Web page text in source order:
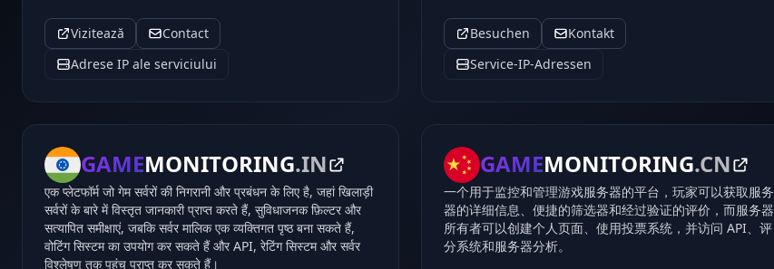
Vizitează
Contact
Adrese IP ale serviciului
Besuchen
Kontakt
Service-IP-Adressen
GAMEMONITORING.IN
एक प्लेटफॉर्म जो गेम सर्वरों की निगरानी और प्रबंधन के लिए है, जहां खिलाड़ी
सर्वरों के बारे में विस्तृत जानकारी प्राप्त करते हैं, सुविधाजनक फ़िल्टर और
सत्यापित समीक्षाएं, जबकि सर्वर मालिक एक व्यक्तिगत पृष्ठ बना सकते हैं,
वोटिंग सिस्टम का उपयोग कर सकते हैं और API, रेटिंग सिस्टम और सर्वर
विश्लेषण तक पहुंच प्राप्त कर सकते हैं।
GAMEMONITORING.CN
一个用于监控和管理游戏服务器的平台，玩家可以获取服务
器的详细信息、便捷的筛选器和经过验证的评价，而服务器
所有者可以创建个人页面、使用投票系统，并访问 API、评
分系统和服务器分析。